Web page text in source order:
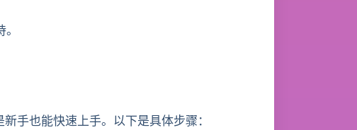
手也能快速上手。以下是具体步骤：